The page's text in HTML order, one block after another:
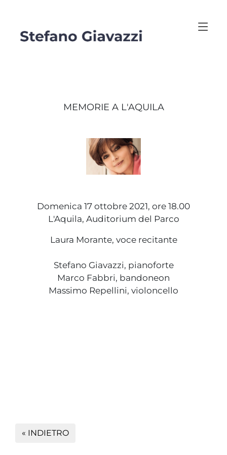
MEMORIE A L'AQUILA
Domenica 17 ottobre 2021, ore 18.00
L'Aquila, Auditorium del Parco
Laura Morante, voce recitante
Stefano Giavazzi, pianoforte
Marco Fabbri, bandoneon
Massimo Repellini, violoncello
« INDIETRO